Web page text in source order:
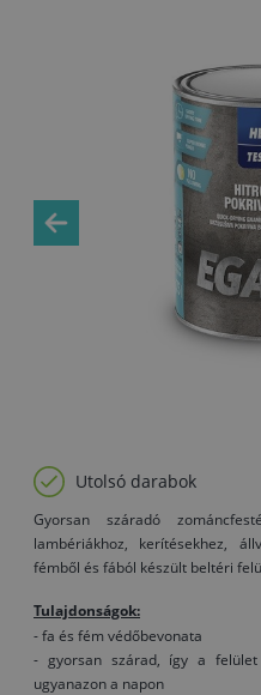
Utolsó darabok
Gyorsan száradó
lambériákhoz, kerítésekhez,
fémből és fából készült beltéri
Tulajdonságok:
- fa és fém védőbevonata
- gyorsan szárad, így a
ugyanazon a napon